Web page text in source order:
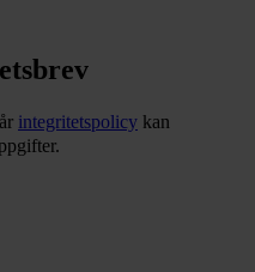
integritetspolicy kan